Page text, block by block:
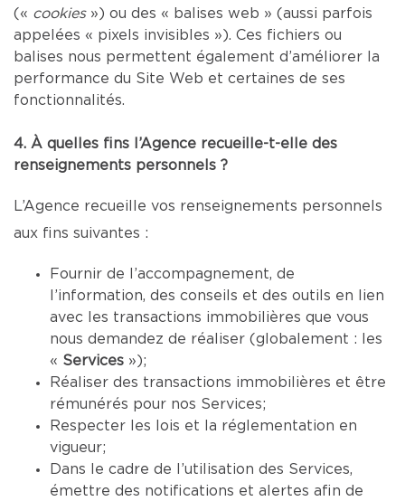
(« cookies») ou des « balises web » (aussi parfois
appelées « pixels invisibles »). Ces fichiers ou
balises nous permettent également d’améliorer la
performance du Site Web et certaines de ses
fonctionnalités.
4. À quelles fins l’Agence recueille-t-elle des
renseignements personnels ?
L’Agence recueille vos renseignements personnels
aux fins suivantes :
Fournir de l’accompagnement, de
l’information, des conseils et des outils en lien
avec les transactions immobilières que vous
nous demandez de réaliser (globalement : les
« Services »);
Réaliser des transactions immobilières et être
rémunérés pour nos Services;
Respecter les lois et la réglementation en
vigueur;
Dans le cadre de l’utilisation des Services,
émettre des notifications et alertes afin de